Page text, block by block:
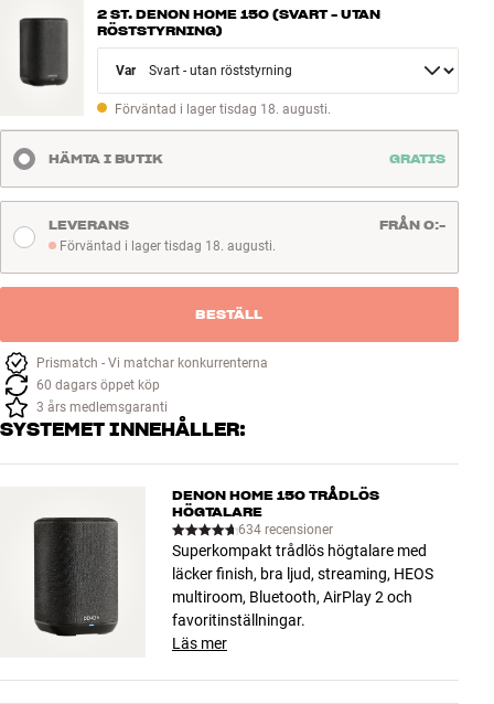
Företag
2 ST. DENON HOME 150 (SVART - UTAN
RÖSTSTYRNING)
Variant
Förväntad i lager tisdag 18. augusti.
HÄMTA I BUTIK GRATIS
Förväntad i lager tisdag 18. augusti.
Förväntad i lager tisdag 18. augusti.
LEVERANS FRÅN 0:-
BESTÄLL
Prismatch - Vi matchar konkurrenterna
60 dagars öppet köp
3 års medlemsgaranti
SYSTEMET INNEHÅLLER:
DENON HOME 150 TRÅDLÖS
HÖGTALARE
634 recensioner
Superkompakt trådlös högtalare med
läcker finish, bra ljud, streaming, HEOS
multiroom, Bluetooth, AirPlay 2 och
favoritinställningar.
Läs mer